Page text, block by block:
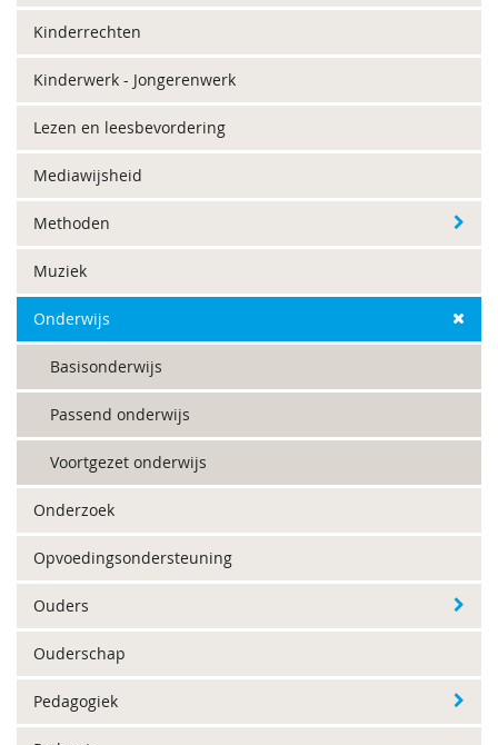
Kinderrechten
Kinderwerk - Jongerenwerk
Lezen en leesbevordering
Mediawijsheid
Methoden
Muziek
Onderwijs
Basisonderwijs
Passend onderwijs
Voortgezet onderwijs
Onderzoek
Opvoedingsondersteuning
Ouders
Ouderschap
Pedagogiek